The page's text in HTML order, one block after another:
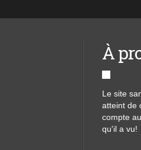
À
Le site
atteint de
compte
qu'il a vu!